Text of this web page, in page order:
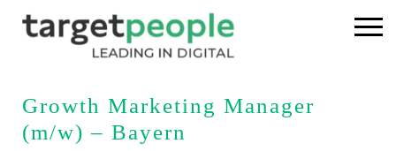
Executive Search
Growth Marketing Manager
(m/w) – Bayern